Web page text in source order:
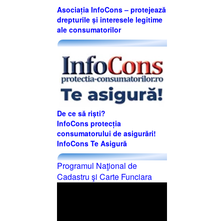
Asociația InfoCons – protejează
drepturile și interesele legitime
ale consumatorilor
De ce să riști?
InfoCons protecția
consumatorului de asigurări!
InfoCons Te Asigură
Programul Naţional de
Cadastru şi Carte Funciara